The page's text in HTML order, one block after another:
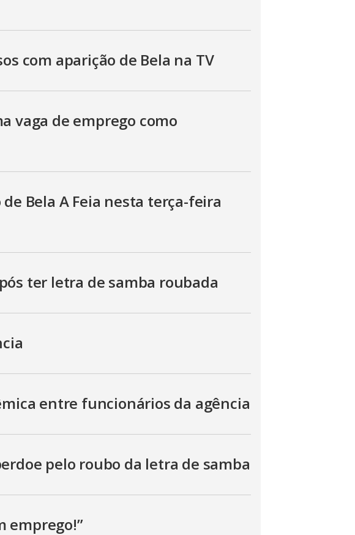
com aparição de Bela na TV
vaga de emprego como
Bela A Feia nesta terça-feira
ter letra de samba roubada
entre funcionários da agência
pelo roubo da letra de samba
emprego!”